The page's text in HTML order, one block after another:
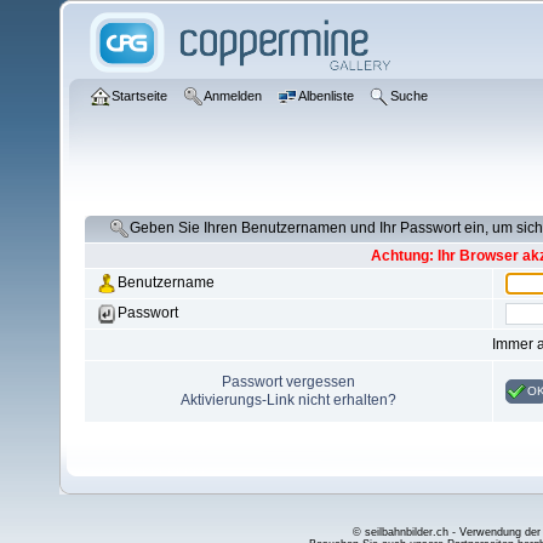
Startseite Anmelden Albenliste Suche
Geben Sie Ihren Benutzernamen und Ihr Passwort ein, um
Achtung: Ihr Browser
Benutzername
Passwort
Immer
Passwort vergessen
Aktivierungs-Link nicht erhalten?
© seilbahnbilder.ch - Verwendung